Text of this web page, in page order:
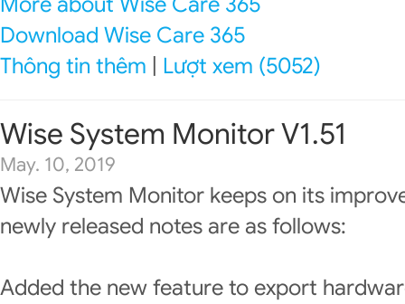
Download Wise Care 365
Thông tin thêm
Lượt xem (5052)
Wise System Monitor V1.51
May. 10, 2019
Wise System Monitor keeps on its
newly released notes are as follows:
Added the new feature to export